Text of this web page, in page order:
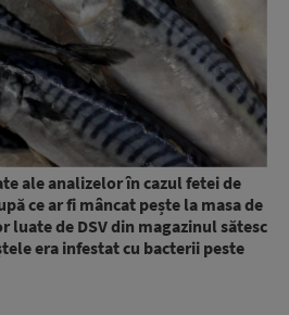
ale analizelor în cazul fetei de
ce ar fi mâncat pește la masa de
luate de DSV din magazinul sătesc
era infestat cu bacterii peste